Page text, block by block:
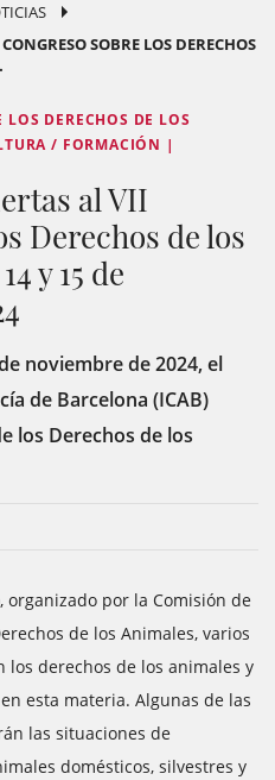
SOBRE LOS DERECHOS
DERECHOS DE LOS
/ FORMACIÓN |
al VII
Derechos de los
y 15 de
noviembre de 2024, el
de Barcelona (ICAB)
los Derechos de los
organizado por la Comisión de
de los Animales, varios
los derechos de los animales y
esta materia. Algunas de las
las situaciones de
domésticos, silvestres y